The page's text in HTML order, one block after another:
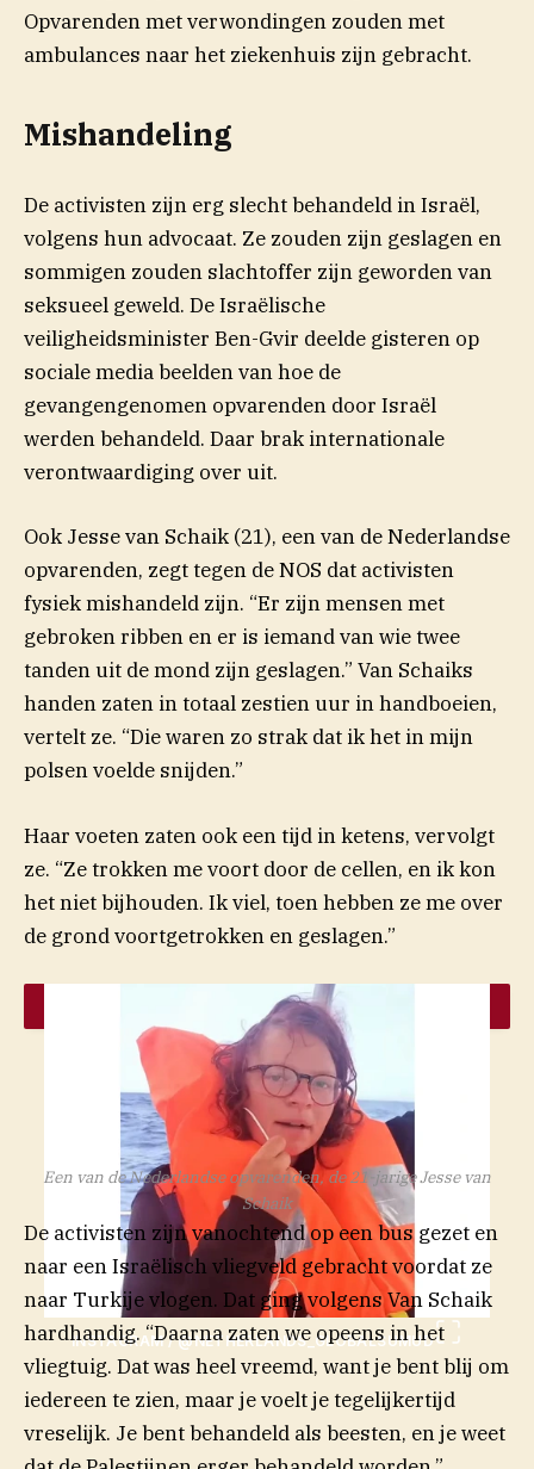
Opvarenden met verwondingen zouden met
ambulances naar het ziekenhuis zijn gebracht.
Mishandeling
De activisten zijn erg slecht behandeld in Israël,
volgens hun advocaat. Ze zouden zijn geslagen en
sommigen zouden slachtoffer zijn geworden van
seksueel geweld. De Israëlische
veiligheidsminister Ben-Gvir deelde gisteren op
sociale media beelden van hoe de
gevangengenomen opvarenden door Israël
werden behandeld. Daar brak internationale
verontwaardiging over uit.
Ook Jesse van Schaik (21), een van de Nederlandse
opvarenden, zegt tegen de NOS dat activisten
fysiek mishandeld zijn. “Er zijn mensen met
gebroken ribben en er is iemand van wie twee
tanden uit de mond zijn geslagen.” Van Schaiks
handen zaten in totaal zestien uur in handboeien,
vertelt ze. “Die waren zo strak dat ik het in mijn
polsen voelde snijden.”
Haar voeten zaten ook een tijd in ketens, vervolgt
ze. “Ze trokken me voort door de cellen, en ik kon
het niet bijhouden. Ik viel, toen hebben ze me over
de grond voortgetrokken en geslagen.”
INSTAGRAM / @NETHERLANDS_GLOBALSUMUD
Een van de Nederlandse opvarenden, de 21-jarige Jesse van
Schaik
De activisten zijn vanochtend op een bus gezet en
naar een Israëlisch vliegveld gebracht voordat ze
naar Turkije vlogen. Dat ging volgens Van Schaik
hardhandig. “Daarna zaten we opeens in het
vliegtuig. Dat was heel vreemd, want je bent blij om
iedereen te zien, maar je voelt je tegelijkertijd
vreselijk. Je bent behandeld als beesten, en je weet